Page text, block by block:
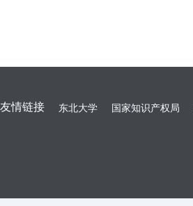
友情链接 东北大学 国家知识产权局